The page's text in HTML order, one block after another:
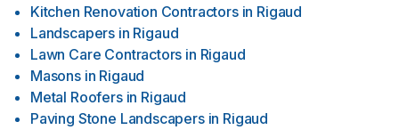
Kitchen Renovation Contractors in Rigaud
Landscapers in Rigaud
Lawn Care Contractors in Rigaud
Masons in Rigaud
Metal Roofers in Rigaud
Paving Stone Landscapers in Rigaud